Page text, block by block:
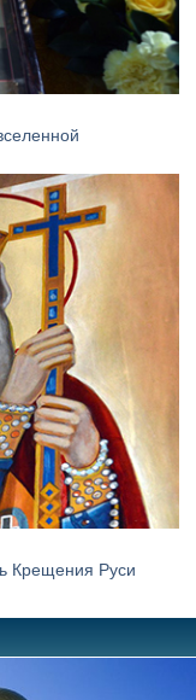
Крещения Руси